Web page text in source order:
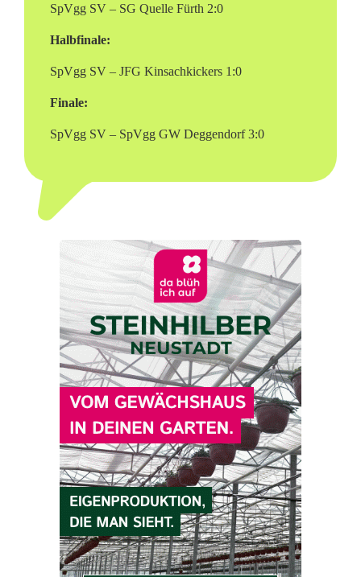
SpVgg SV – SG Quelle Fürth 2:0
Halbfinale:
SpVgg SV – JFG Kinsachkickers 1:0
Finale:
SpVgg SV – SpVgg GW Deggendorf 3:0